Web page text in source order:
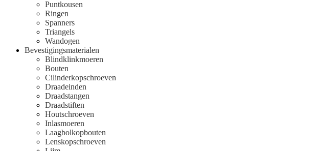
Puntkousen
Ringen
Spanners
Triangels
Wandogen
Bevestigingsmaterialen
Blindklinkmoeren
Bouten
Cilinderkopschroeven
Draadeinden
Draadstangen
Draadstiften
Houtschroeven
Inlasmoeren
Laagbolkopbouten
Lenskopschroeven